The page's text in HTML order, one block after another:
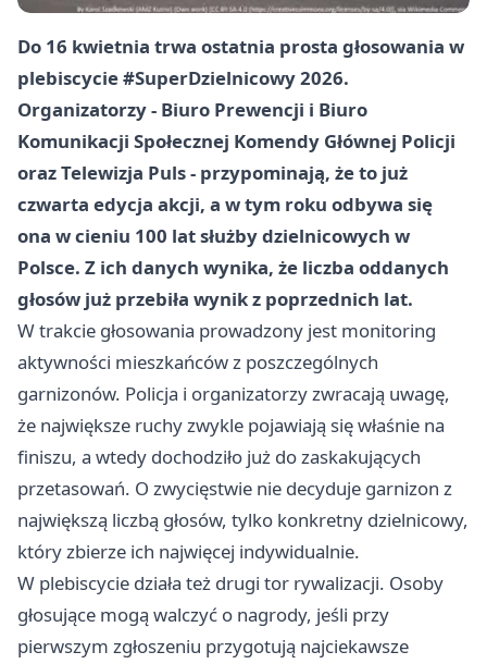
Do 16 kwietnia trwa ostatnia prosta głosowania w
plebiscycie #SuperDzielnicowy 2026.
Organizatorzy - Biuro Prewencji i Biuro
Komunikacji Społecznej Komendy Głównej Policji
oraz Telewizja Puls - przypominają, że to już
czwarta edycja akcji, a w tym roku odbywa się
ona w cieniu 100 lat służby dzielnicowych w
Polsce. Z ich danych wynika, że liczba oddanych
głosów już przebiła wynik z poprzednich lat.
W trakcie głosowania prowadzony jest monitoring
aktywności mieszkańców z poszczególnych
garnizonów. Policja i organizatorzy zwracają uwagę,
że największe ruchy zwykle pojawiają się właśnie na
finiszu, a wtedy dochodziło już do zaskakujących
przetasowań. O zwycięstwie nie decyduje garnizon z
największą liczbą głosów, tylko konkretny dzielnicowy,
który zbierze ich najwięcej indywidualnie.
W plebiscycie działa też drugi tor rywalizacji. Osoby
głosujące mogą walczyć o nagrody, jeśli przy
pierwszym zgłoszeniu przygotują najciekawsze